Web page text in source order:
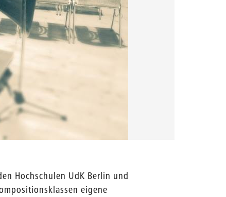
Hochschulen UdK Berlin und
eigene